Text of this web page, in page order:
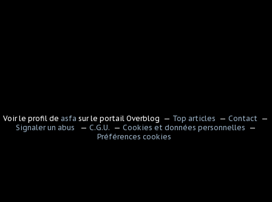
Voir le profil de asfa sur le portail Overblog Top articles
Contact
Signaler un abus
C.G.U.
Cookies et données personnelles
Préférences cookies